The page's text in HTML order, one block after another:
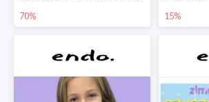
70% 15%